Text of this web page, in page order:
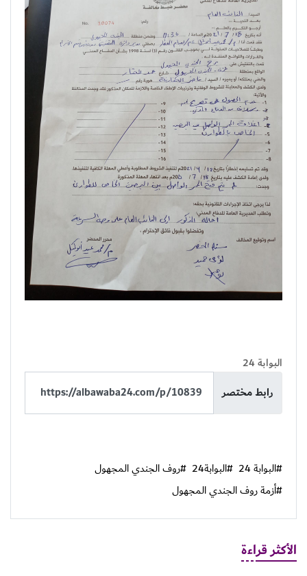
البوابة 24
رابط مختصر
#البوابة 24 #البوابة24
#روف الجندي المجهول
#أزمة روف الجندي المجهول
الأكثر قراءة